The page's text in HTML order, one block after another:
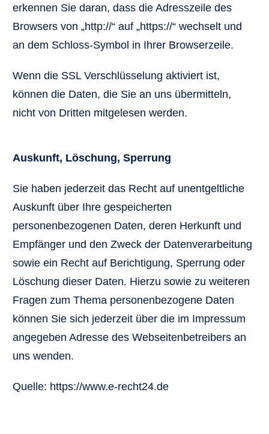
erkennen Sie daran, dass die Adresszeile des
Browsers von „http://“ auf „https://“ wechselt und
an dem Schloss-Symbol in Ihrer Browserzeile.
Wenn die SSL Verschlüsselung aktiviert ist,
können die Daten, die Sie an uns übermitteln,
nicht von Dritten mitgelesen werden.
Auskunft, Löschung, Sperrung
Sie haben jederzeit das Recht auf unentgeltliche
Auskunft über Ihre gespeicherten
personenbezogenen Daten, deren Herkunft und
Empfänger und den Zweck der Datenverarbeitung
sowie ein Recht auf Berichtigung, Sperrung oder
Löschung dieser Daten. Hierzu sowie zu weiteren
Fragen zum Thema personenbezogene Daten
können Sie sich jederzeit über die im Impressum
angegeben Adresse des Webseitenbetreibers an
uns wenden.
Quelle: https://www.e-recht24.de